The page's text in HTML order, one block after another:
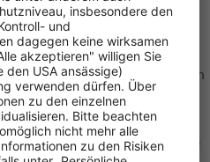
und Graz teurere Gebühren
zeitweise nur E-Mopeds
Bereichen die Einfahrt
natürlich vorstellbar, aber wenn
Regeln gelten als für die